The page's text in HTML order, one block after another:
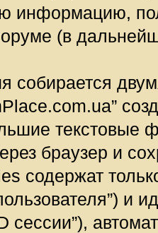
информацию,
(в
собирается
текстовые
браузер и
содержат
и
сессии”),